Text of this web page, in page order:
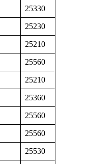
25330
25230
25210
25560
25210
25360
25560
25560
25530